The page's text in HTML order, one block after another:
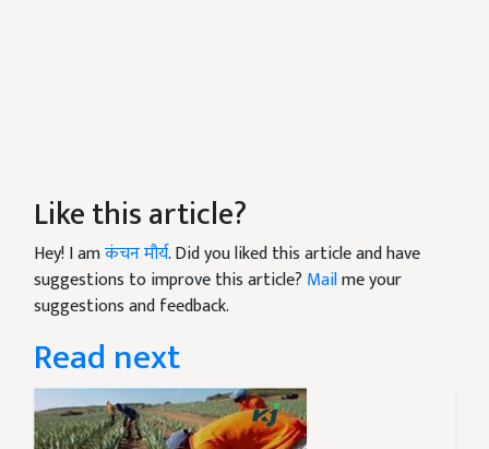
Like this article?
Hey! I amकंचन मौर्य. Did you liked this article and have
suggestions to improve this article? Mailme your
suggestions and feedback.
Read next